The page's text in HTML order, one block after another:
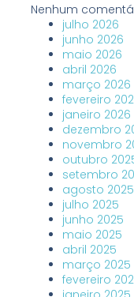
Nenhum
julho 2026
junho 2026
maio 2026
abril 2026
março 2026
fevereiro
janeiro 2026
dezembro
novembro
outubro
setembro
agosto 2025
julho 2025
junho 2025
maio 2025
abril 2025
março 2025
fevereiro